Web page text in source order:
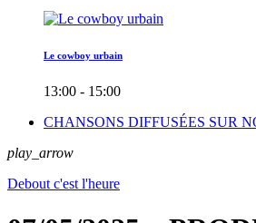
Le cowboy urbain
13:00 - 15:00
CHANSONS DIFFUSÉES SUR
play_arrow
Debout c'est l'heure